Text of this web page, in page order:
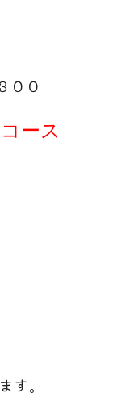
００
ース
。